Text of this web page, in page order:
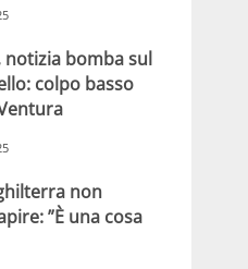
notizia bomba sul
colpo basso
non
”È una cosa